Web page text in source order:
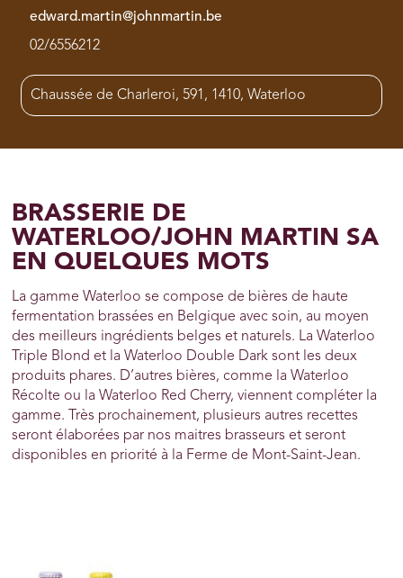
edward.martin@johnmartin.be
02/6556212
Chaussée de Charleroi, 591, 1410, Waterloo
BRASSERIE DE
WATERLOO/JOHN MARTIN SA
EN QUELQUES MOTS
La gamme Waterloo se compose de bières de haute
fermentation brassées en Belgique avec soin, au moyen
des meilleurs ingrédients belges et naturels. La Waterloo
Triple Blond et la Waterloo Double Dark sont les deux
produits phares. D’autres bières, comme la Waterloo
Récolte ou la Waterloo Red Cherry, viennent compléter la
gamme. Très prochainement, plusieurs autres recettes
seront élaborées par nos maitres brasseurs et seront
disponibles en priorité à la Ferme de Mont-Saint-Jean.